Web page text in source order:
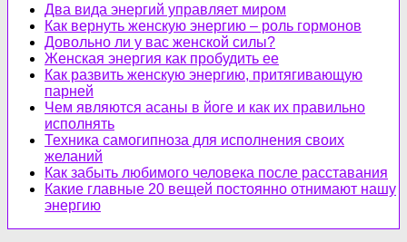
Два вида энергий управляет миром
Как вернуть женскую энергию – роль гормонов
Довольно ли у вас женской силы?
Женская энергия как пробудить ее
Как развить женскую энергию, притягивающую
парней
Чем являются асаны в йоге и как их правильно
исполнять
Техника самогипноза для исполнения своих
желаний
Как забыть любимого человека после расставания
Какие главные 20 вещей постоянно отнимают нашу
энергию